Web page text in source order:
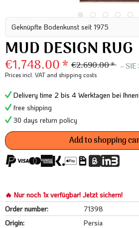
Geknüpfte Bodenkunst seit 1975
MUD DESIGN RUG
€1,748.00 * €2,690.00 * –
Prices incl. VAT and shipping costs
Delivery time 2 bis 4 Werktagen bei Ihnen!
free shipping
30 days return policy
Add toshopping
🔥 Nur noch 1x verfügbar! Jetzt sichern!
Order number:
71398
Origin:
Persia